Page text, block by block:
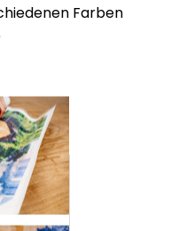
Farben